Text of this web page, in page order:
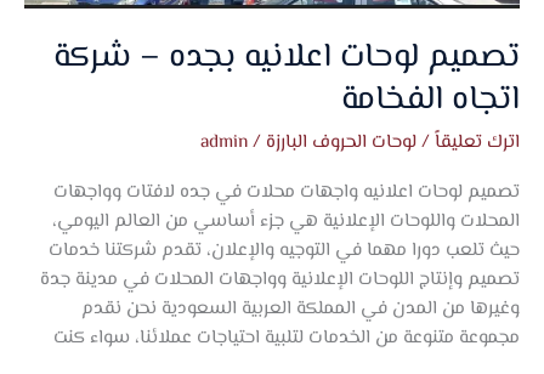
تصميم لوحات اعلانيه بجده – شركة
اتجاه الفخامة
اترك تعليقاً/لوحات الحروف البارزة /
admin
تصميم لوحات اعلانيه واجهات محلات في جده لافتات وواجهات
المحلات واللوحات الإعلانية هي جزء أساسي من العالم اليومي،
حيث تلعب دورا مهما في التوجيه والإعلان، تقدم شركتنا خدمات
تصميم وإنتاج اللوحات الإعلانية وواجهات المحلات في مدينة جدة
وغيرها من المدن في المملكة العربية السعودية نحن نقدم
مجموعة متنوعة من الخدمات لتلبية احتياجات عملائنا، سواء كنت